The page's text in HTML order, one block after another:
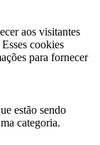
aos visitantes
cookies
para fornecer
estão sendo
categoria.